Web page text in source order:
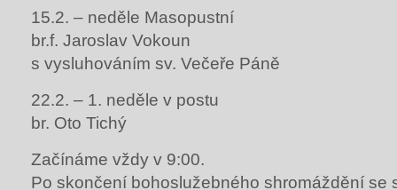
15.2. – neděle Masopustní
br.f. Jaroslav Vokoun
s vysluhováním sv. Večeře Páně
22.2. – 1. neděle v postu
br. Oto Tichý
Začínáme vždy v 9:00.
Po skončení bohoslužebného shromáždění se